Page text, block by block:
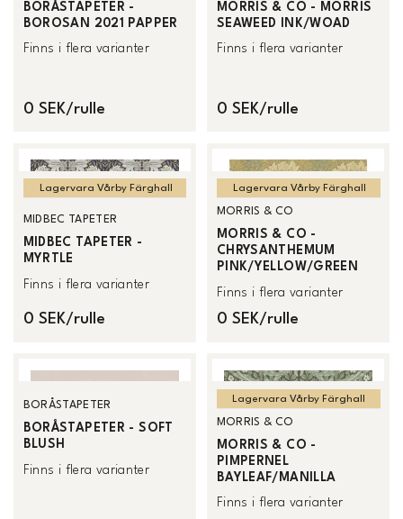
BORÅSTAPETER -
BOROSAN 2021 PAPPER
Finns i flera varianter
0 SEK/rulle
MORRIS & CO - MORRIS
SEAWEED INK/WOAD
Finns i flera varianter
0 SEK/rulle
Lagervara Vårby Färghall
MIDBEC TAPETER
MIDBEC TAPETER -
MYRTLE
Finns i flera varianter
0 SEK/rulle
Lagervara Vårby Färghall
MORRIS & CO
MORRIS & CO -
CHRYSANTHEMUM
PINK/YELLOW/GREEN
Finns i flera varianter
0 SEK/rulle
BORÅSTAPETER
BORÅSTAPETER - SOFT
BLUSH
Finns i flera varianter
Lagervara Vårby Färghall
MORRIS & CO
MORRIS & CO -
PIMPERNEL
BAYLEAF/MANILLA
Finns i flera varianter